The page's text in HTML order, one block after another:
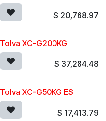
$ 20,768.97
Tolva XC-G200KG
$ 37,284.48
Tolva XC-G50KG ES
$ 17,413.79